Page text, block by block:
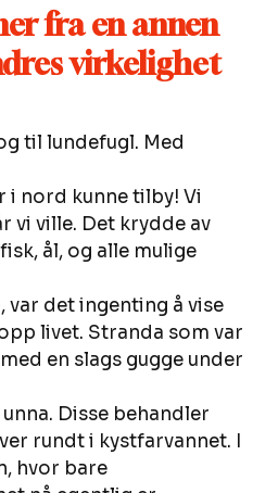
fra en annen
virkelighet
til lundefugl. Med
i nord kunne tilby! Vi
vi ville. Det krydde av
ål, og alle mulige
var det ingenting å vise
livet. Stranda som var
en slags gugge under
Disse behandler
rundt i kystfarvannet. I
hvor bare